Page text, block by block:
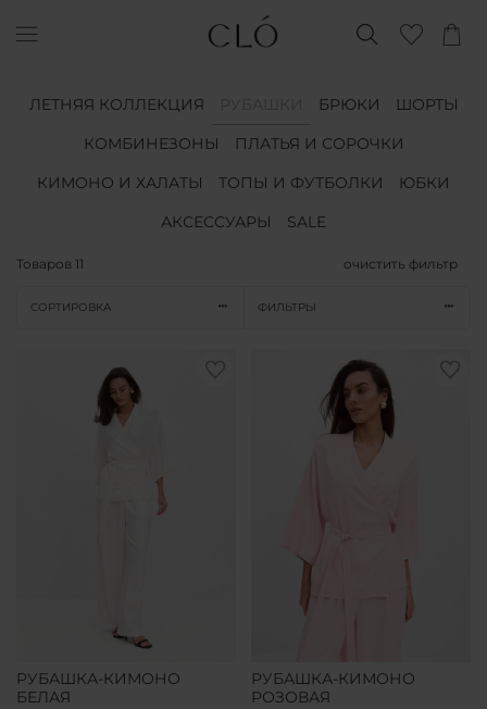
ЛЕТНЯЯ КОЛЛЕКЦИЯ БРЮКИ
ШОРТЫ
КОМБИНЕЗОНЫ
ПЛАТЬЯ И СОРОЧКИ
КИМОНО И ХАЛАТЫ
ТОПЫ И ФУТБОЛКИ
ЮБКИ
АКСЕССУАРЫ
SALE
Товаров 11 очистить фильтр
СОРТИРОВКА ФИЛЬТРЫ
РУБАШКА-КИМОНО
БЕЛАЯ
РУБАШКА-КИМОНО
РОЗОВАЯ